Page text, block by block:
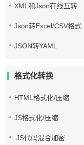
XML和Json在线互转
Json转Excel/CSV格式
JSON转YAML
格式化转换
HTML格式化/压缩
JS格式化/压缩
JS代码混合加密